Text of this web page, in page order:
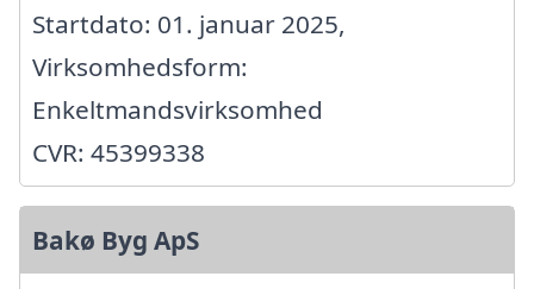
Startdato: 01. januar 2025,
Virksomhedsform:
Enkeltmandsvirksomhed
CVR: 45399338
Bakø Byg ApS